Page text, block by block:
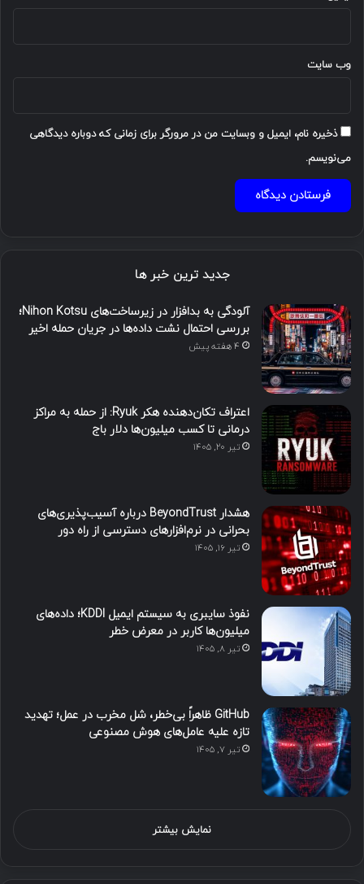
وب‌ سایت
ذخیره نام، ایمیل و وبسایت من در مرورگر برای زمانی که دوباره دیدگاهی
می‌نویسم.
جدید ترین خبر ها
آلودگی به بدافزار در زیرساخت‌های Nihon Kotsu؛
بررسی احتمال نشت داده‌ها در جریان حمله اخیر
4 هفته پیش
اعتراف تکان‌دهنده هکر Ryuk: از حمله به مراکز
درمانی تا کسب میلیون‌ها دلار باج
تیر ۲۰, ۱۴۰۵
هشدار BeyondTrust درباره آسیب‌پذیری‌های
بحرانی در نرم‌افزارهای دسترسی از راه دور
تیر ۱۶, ۱۴۰۵
نفوذ سایبری به سیستم ایمیل KDDI؛ داده‌های
میلیون‌ها کاربر در معرض خطر
تیر ۸, ۱۴۰۵
GitHub ظاهراً بی‌خطر، شل مخرب در عمل؛ تهدید
تازه علیه عامل‌های هوش مصنوعی
تیر ۷, ۱۴۰۵
نمایش بیشتر